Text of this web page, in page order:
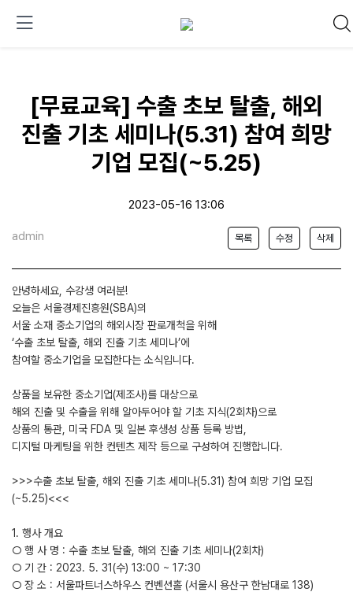
[무료교육] 수출 초보 탈출, 해외
진출 기초 세미나(5.31) 참여 희망
기업 모집(~5.25)
2023-05-16 13:06
admin 목록 수정 삭제
안녕하세요, 수강생 여러분!
오늘은 서울경제진흥원(SBA)의
서울 소재 중소기업의 해외시장 판로개척을 위해
‘수출 초보 탈출, 해외 진출 기초 세미나’에
참여할 중소기업을 모집한다는 소식입니다.
상품을 보유한 중소기업(제조사)를 대상으로
해외 진출 및 수출을 위해 알아두어야 할 기초 지식(2회차)으로
상품의 통관, 미국 FDA 및 일본 후생성 상품 등록 방법,
디지털 마케팅을 위한 컨텐츠 제작 등으로 구성하여 진행합니다.
>>>수출 초보 탈출, 해외 진출 기초 세미나(5.31) 참여 희망 기업 모집
(~5.25)<<<
1. 행사 개요
○ 행 사 명 : 수출 초보 탈출, 해외 진출 기초 세미나(2회차)
○ 기 간 : 2023. 5. 31(수) 13:00 ~ 17:30
○ 장 소 : 서울파트너스하우스 컨벤션홀 (서울시 용산구 한남대로 138)